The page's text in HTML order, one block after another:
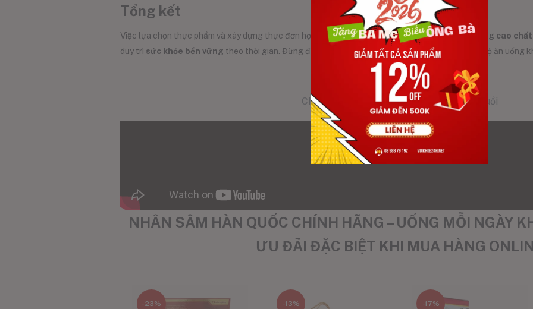
Tổng kết
Việc lựa chọn thực phẩm và xây dựng thực đơn hợp lý theo từng độ tuổi giúp bạn và gia đìnhnâng cao
duy trì sức khỏe bền vững theo thời gian. Đừng đợi đến khi cơ thể “lên tiếng”, hãy bắt đầu chế độ ăn uống
Mời bạn xem video:
Chế độ ăn uống lành mạnh theo từng độ tuổi
NHÂN SÂM HÀN QUỐC CHÍNH HÃNG – UỐNG MỖI NGÀY
ƯU ĐÃI ĐẶC BIỆT KHI MUA HÀNG
-23% -13% -17%